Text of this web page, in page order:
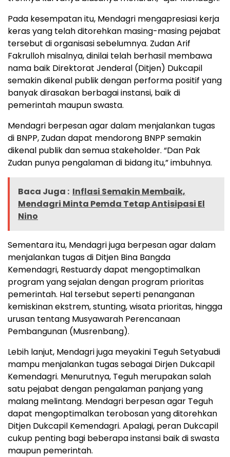
Pada kesempatan itu, Mendagri mengapresiasi kerja
keras yang telah ditorehkan masing-masing pejabat
tersebut di organisasi sebelumnya. Zudan Arif
Fakrulloh misalnya, dinilai telah berhasil membawa
nama baik Direktorat Jenderal (Ditjen) Dukcapil
semakin dikenal publik dengan performa positif yang
banyak dirasakan berbagai instansi, baik di
pemerintah maupun swasta.
Mendagri berpesan agar dalam menjalankan tugas
di BNPP, Zudan dapat mendorong BNPP semakin
dikenal publik dan semua stakeholder. “Dan Pak
Zudan punya pengalaman di bidang itu,” imbuhnya.
Baca Juga : Inflasi Semakin Membaik,
Mendagri Minta Pemda Tetap Antisipasi El
Nino
Sementara itu, Mendagri juga berpesan agar dalam
menjalankan tugas di Ditjen Bina Bangda
Kemendagri, Restuardy dapat mengoptimalkan
program yang sejalan dengan program prioritas
pemerintah. Hal tersebut seperti penanganan
kemiskinan ekstrem, stunting, wisata prioritas, hingga
urusan tentang Musyawarah Perencanaan
Pembangunan (Musrenbang).
Lebih lanjut, Mendagri juga meyakini Teguh Setyabudi
mampu menjalankan tugas sebagai Dirjen Dukcapil
Kemendagri. Menurutnya, Teguh merupakan salah
satu pejabat dengan pengalaman panjang yang
malang melintang. Mendagri berpesan agar Teguh
dapat mengoptimalkan terobosan yang ditorehkan
Ditjen Dukcapil Kemendagri. Apalagi, peran Dukcapil
cukup penting bagi beberapa instansi baik di swasta
maupun pemerintah.